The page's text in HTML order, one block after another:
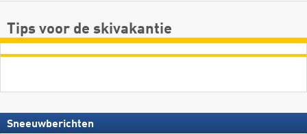
Tips voor de skivakantie
Sneeuwberichten